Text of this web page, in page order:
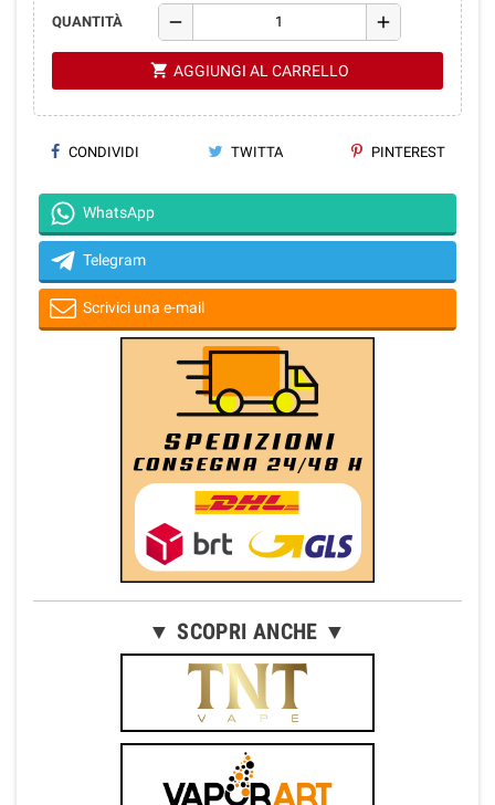
QUANTITÀ remove add
shopping_cart AGGIUNGI AL CARRELLO
CONDIVIDI TWITTA PINTEREST
WhatsApp
Telegram
Scrivici una e-mail
▼ SCOPRI ANCHE ▼